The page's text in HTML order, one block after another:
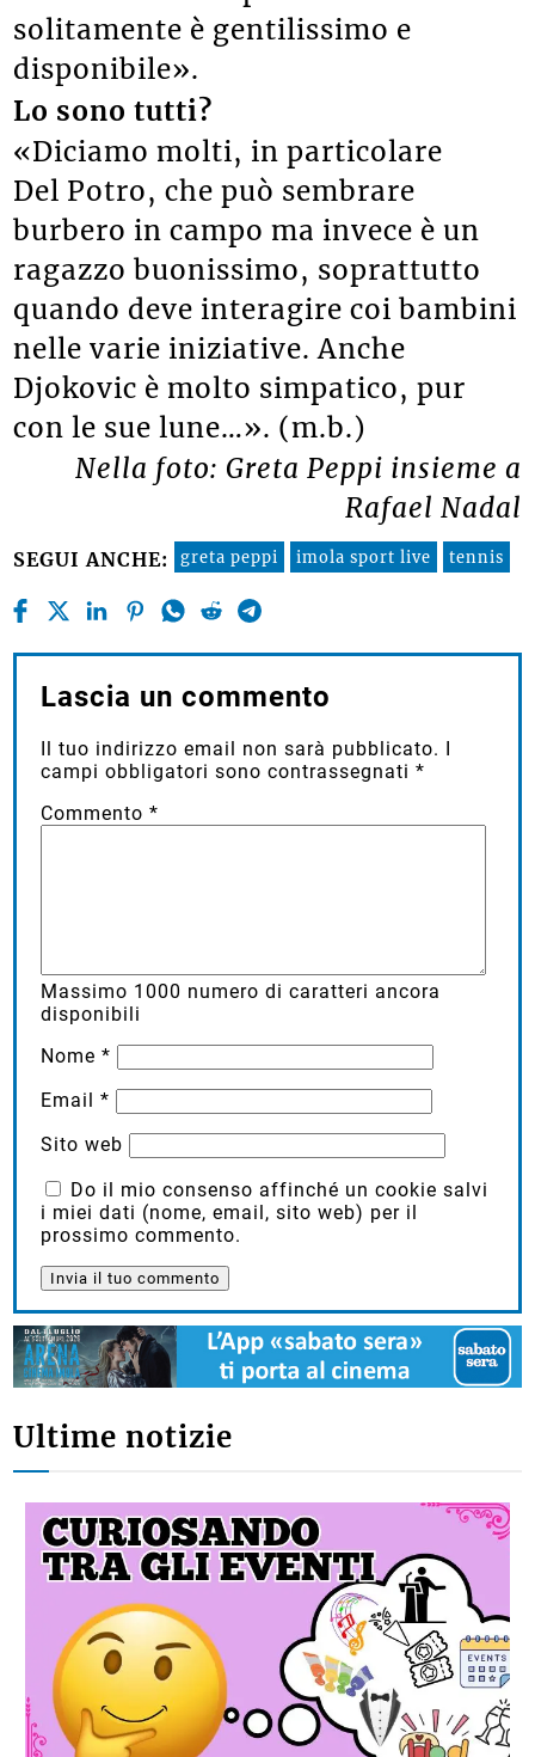
solitamente è gentilissimo e
disponibile».
Lo sono tutti?
«Diciamo molti, in particolare
Del Potro, che può sembrare
burbero in campo ma invece è un
ragazzo buonissimo, soprattutto
quando deve interagire coi bambini
nelle varie iniziative. Anche
Djokovic è molto simpatico, pur
con le sue lune…». (m.b.)
Nella foto: Greta Peppi insieme a
Rafael Nadal
SEGUI ANCHE: greta peppi imola sport live tennis
Lascia un commento
Il tuo indirizzo email non sarà pubblicato. I
campi obbligatori sono contrassegnati*
Commento*
Massimo 1000 numero di caratteri ancora
disponibili
Nome*
Email*
Sito web
Do il mio consenso affinché un cookie salvi
i miei dati (nome, email, sito web) per il
prossimo commento.
Ultime notizie